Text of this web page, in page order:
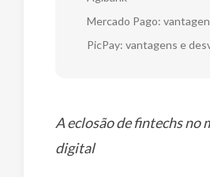
Mercado Pago:
PicPay: vantagens e
A eclosão de fintechs no
digital